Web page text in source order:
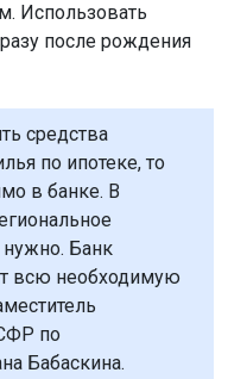
Использовать
после рождения
средства
по ипотеке, то
в банке. В
Банк
всю необходимую
по
Бабаскина.